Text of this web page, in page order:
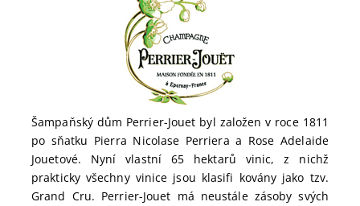
Šampaňský dům Perrier-Jouet byl založen v roce 1811
po sňatku Pierra Nicolase Perriera a Rose Adelaide
Jouetové. Nyní vlastní 65 hektarů vinic, z nichž
prakticky všechny vinice jsou klasifi kovány jako tzv.
Grand Cru. Perrier-Jouet má neustále zásoby svých